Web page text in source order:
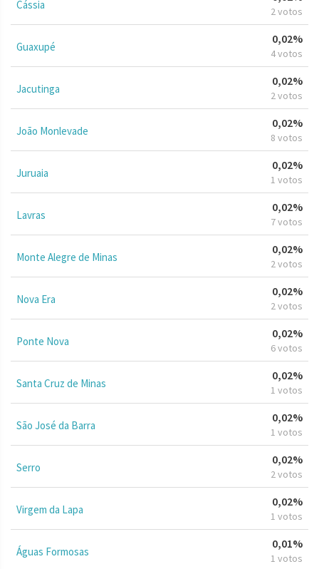
Cássia 2 votos
Guaxupé
0,02%
4 votos
Jacutinga
0,02%
2 votos
João Monlevade
0,02%
8 votos
Juruaia
0,02%
1 votos
Lavras
0,02%
7 votos
Monte Alegre de Minas
0,02%
2 votos
Nova Era
0,02%
2 votos
Ponte Nova
0,02%
6 votos
Santa Cruz de Minas
0,02%
1 votos
São José da Barra
0,02%
1 votos
Serro
0,02%
2 votos
Virgem da Lapa
0,02%
1 votos
Águas Formosas
0,01%
1 votos